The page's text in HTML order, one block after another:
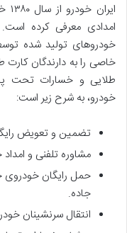
امدادی معرفی کرده
خودروهای تولید شده
خاصی را به دارندگان
طلایی و خسارات تحت
خودرو، به شرح زیر است:
تضمین و تعویض
مشاوره تلفنی و امداد
حمل رایگان خودروی
جاده.
انتقال سرنشینان